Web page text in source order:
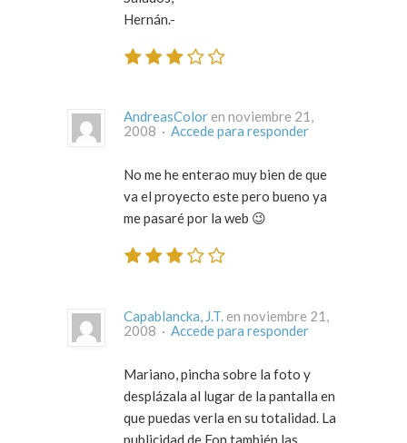
Hernán.-
AndreasColor en noviembre 21,
2008 · Accede para responder
No me he enterao muy bien de que
va el proyecto este pero bueno ya
me pasaré por la web 😉
Capablancka, J.T. en noviembre 21,
2008 · Accede para responder
Mariano, pincha sobre la foto y
desplázala al lugar de la pantalla en
que puedas verla en su totalidad. La
publicidad de Fon también las